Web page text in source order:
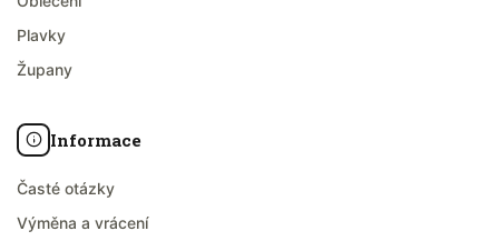
Plavky
Župany
Informace
Časté otázky
Výměna a vrácení